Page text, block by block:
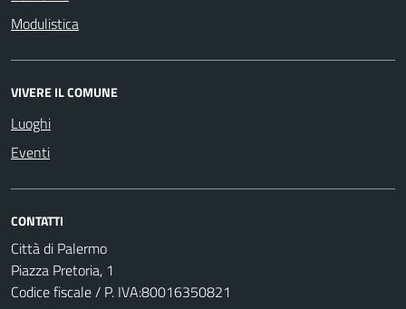
Modulistica
VIVERE IL COMUNE
Luoghi
Eventi
CONTATTI
Città di Palermo
Piazza Pretoria, 1
Codice fiscale / P. IVA:80016350821